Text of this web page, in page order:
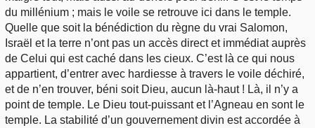
du millénium ; mais le voile se retrouve ici dans le temple.
Quelle que soit la bénédiction du règne du vrai Salomon,
Israël et la terre n’ont pas un accès direct et immédiat auprès
de Celui qui est caché dans les cieux. C’est là ce qui nous
appartient, d’entrer avec hardiesse à travers le voile déchiré,
et de n’en trouver, béni soit Dieu, aucun là-haut ! Là, il n’y a
point de temple. Le Dieu tout-puissant et l’Agneau en sont le
temple. La stabilité d’un gouvernement divin est accordée à